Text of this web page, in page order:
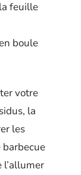
feuille
boule
votre
la
les
l’allumer